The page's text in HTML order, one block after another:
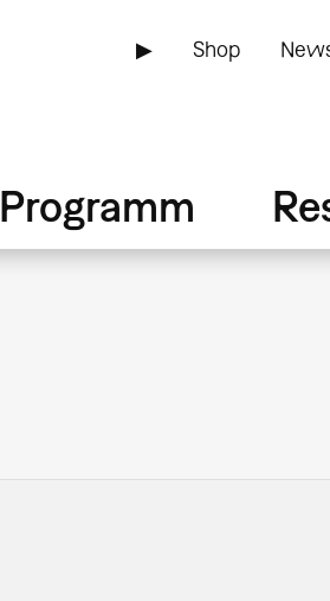
▶ Shop
Programm